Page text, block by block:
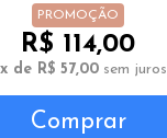
PROMOÇÃO
R$ 114,00
de R$ 57,00 sem juros
Comprar